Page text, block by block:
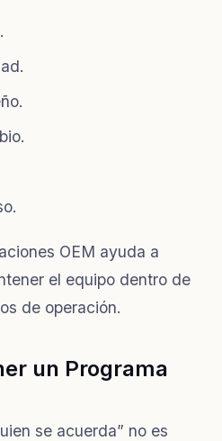
OEM ayuda a
el equipo dentro de
de operación.
un Programa
se acuerda” no es